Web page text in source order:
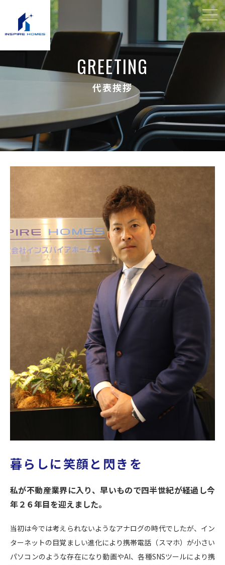
GREETING
代表挨拶
暮らしに笑顔と閃きを
私が不動産業界に入り、早いもので四半世紀が経過し今
年２６年目を迎えました。
当初は今では考えられないようなアナログの時代でしたが、イン
ターネットの目覚ましい進化により携帯電話（スマホ）が小さい
パソコンのような存在になり動画やAI、各種SNSツールにより携